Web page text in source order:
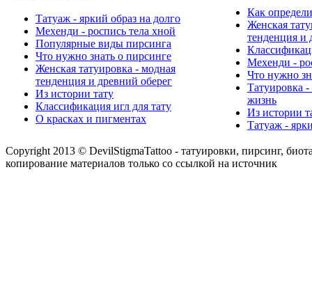
Татуаж - яркий образ на долго
Мехенди - роспись тела хной
Популярные виды пирсинга
Что нужно знать о пирсинге
Женская татуировка - модная
тенденция и древний оберег
Из истории тату
Классификация игл для тату
О красках и пигментах
Как
Женская
тенденция и
Мехенди -
Что нужно
Татуировка
жизнь
Из истории
Татуаж -
Copyright 2013 © DevilStigmaTattoo - татуировки, пирсинг,
копирование материалов только со ссылкой на источник